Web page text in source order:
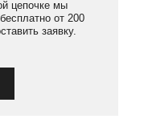
цепочке мы
от 200
заявку.